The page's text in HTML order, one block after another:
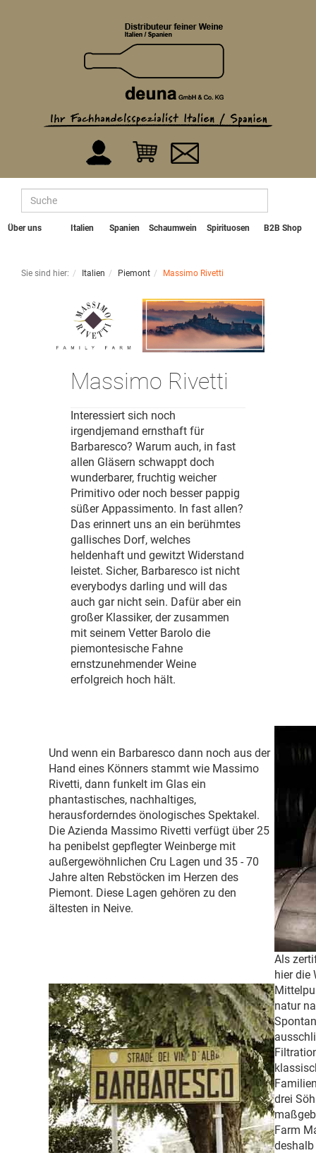
Über uns Italien Spanien Schaumwein Spirituosen B2B Shop
Sie sind hier: Italien Piemont Massimo Rivetti
Massimo Rivetti
Interessiert sich noch
irgendjemand ernsthaft für
Barbaresco? Warum auch, in fast
allen Gläsern schwappt doch
wunderbarer, fruchtig weicher
Primitivo oder noch besser pappig
süßer Appassimento. In fast allen?
Das erinnert uns an ein berühmtes
gallisches Dorf, welches
heldenhaft und gewitzt Widerstand
leistet. Sicher, Barbaresco ist nicht
everybodys darling und will das
auch gar nicht sein. Dafür aber ein
großer Klassiker, der zusammen
mit seinem Vetter Barolo die
piemontesische Fahne
ernstzunehmender Weine
erfolgreich hoch hält.
Und wenn ein Barbaresco dann noch aus der
Hand eines Könners stammt wie Massimo
Rivetti, dann funkelt im Glas ein
phantastisches, nachhaltiges,
herausforderndes önologisches Spektakel.
Die Azienda Massimo Rivetti verfügt über 25
ha penibelst gepflegter Weinberge mit
außergewöhnlichen Cru Lagen und 35 - 70
Jahre alten Rebstöcken im Herzen des
Piemont. Diese Lagen gehören zu den
ältesten in Neive.
Als
hier die
natur
drei
Farm